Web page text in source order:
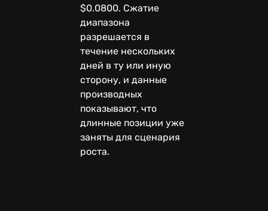
$0.0800. Сжатие
диапазона
разрешается в
течение нескольких
дней в ту или иную
сторону, и данные
производных
показывают, что
длинные позиции уже
заняты для сценария
роста.